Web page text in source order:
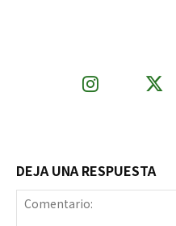
DEJA UNA RESPUESTA